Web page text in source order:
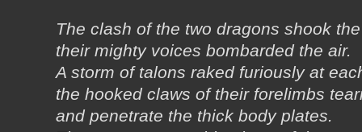
The clash of the two dragons shook
their mighty voices bombarded the air.
A storm of talons raked furiously at
the hooked claws of their forelimbs
and penetrate the thick body plates.